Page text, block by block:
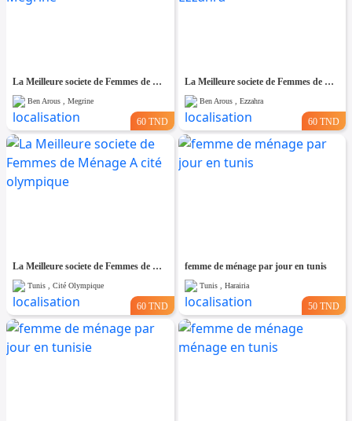
La Meilleure societe de Femmes de Ménage A Megrine
Ben Arous , Megrine
60 TND
La Meilleure societe de Femmes de Ménage A Ezzahra
Ben Arous , Ezzahra
60 TND
La Meilleure societe de Femmes de Ménage A cité olympique
Tunis , Cité Olympique
60 TND
femme de ménage par jour en tunis
Tunis , Harairia
50 TND